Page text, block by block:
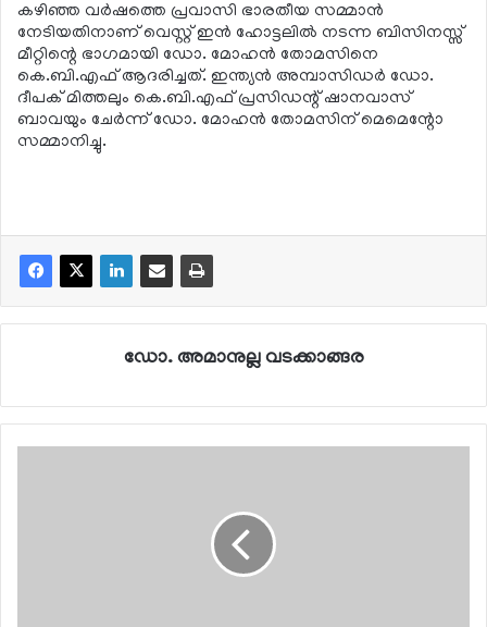
കഴിഞ്ഞ വര്‍ഷത്തെ പ്രവാസി ഭാരതീയ സമ്മാന്‍
നേടിയതിനാണ് വെസ്റ്റ് ഇന്‍ ഹോട്ടലില്‍ നടന്ന ബിസിനസ്സ്
മീറ്റിന്റെ ഭാഗമായി ഡോ. മോഹന്‍ തോമസിനെ
കെ.ബി.എഫ് ആദരിച്ചത്. ഇന്ത്യന്‍ അമ്പാസിഡര്‍ ഡോ.
ദീപക് മിത്തലും കെ.ബി.എഫ് പ്രസിഡന്റ് ഷാനവാസ്
ബാവയും ചേര്‍ന്ന് ഡോ. മോഹന്‍ തോമസിന് മെമെന്റോ
സമ്മാനിച്ചു.
ഡോ. അമാനുല്ല വടക്കാങ്ങര